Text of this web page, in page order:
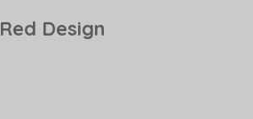
Red Design